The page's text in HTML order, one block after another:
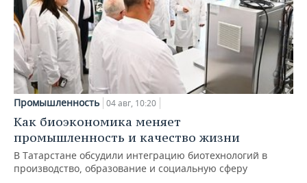
Промышленность 04 авг, 10:20
Как биоэкономика меняет
промышленность и качество жизни
В Татарстане обсудили интеграцию биотехнологий в
производство, образование и социальную сферу